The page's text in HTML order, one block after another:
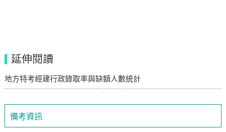
備考資訊
延伸閱讀
地方特考經建行政錄取率與缺額人數統計